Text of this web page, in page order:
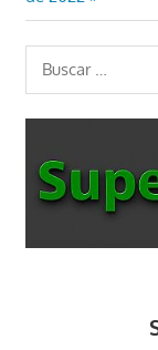
entradas
Buscar: